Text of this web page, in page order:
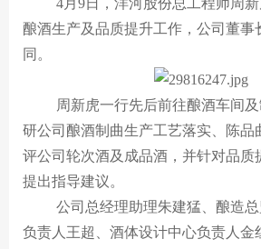
贵酒黔春酒系列
星贵系列
4月9日，洋河股份总工程师周新
酿酒生产及品质提升工作，公司董事
同。
周新虎一行先后前往酿酒车间及
研公司 酿酒制曲生产工艺落实、陈品
评公司轮次酒及成品酒，并针对品质
提出指导建议。
公司总经理助理朱建猛、酿造
负责人王超、酒体设计中心负责人金